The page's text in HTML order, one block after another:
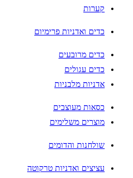
קערות
כדים ואדניות פרימיום
כדים מרובעים
כדים עגולים
אדניות מלבניות
כסאות מעוצבים
מוצרים משלימים
שולחנות והדומים
עציצים ואדניות טרקוטה